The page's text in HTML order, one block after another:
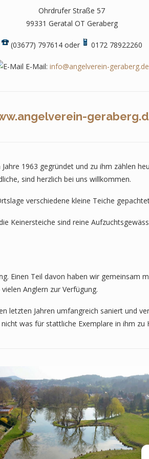
Ohrdrufer Straße 57
99331 Geratal OT Geraberg
(03677) 797614 oder 0172 78922260
E-Mail: info@angelverein-geraberg.de
1963 gegründet und zu ihm zählen
sind herzlich bei uns willkommen.
verschiedene kleine Teiche
Keinersteiche sind reine
Einen Teil davon haben wir gemeinsam
Anglern zur Verfügung.
letzten Jahren umfangreich saniert und
was für stattliche Exemplare in ihm zu